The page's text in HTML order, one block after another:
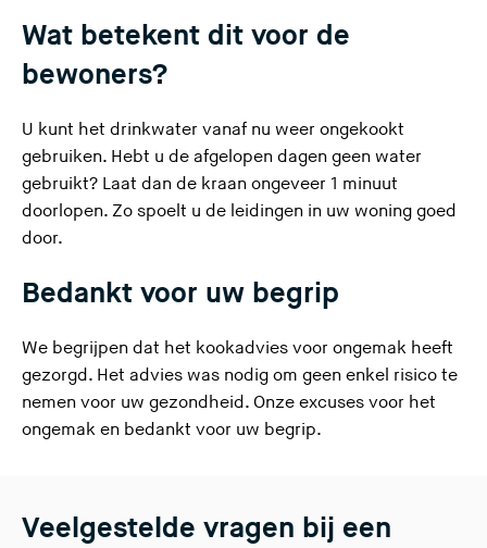
Wat betekent dit voor de
bewoners?
U kunt het drinkwater vanaf nu weer ongekookt
gebruiken. Hebt u de afgelopen dagen geen water
gebruikt? Laat dan de kraan ongeveer 1 minuut
doorlopen. Zo spoelt u de leidingen in uw woning goed
door.
Bedankt voor uw begrip
We begrijpen dat het kookadvies voor ongemak heeft
gezorgd. Het advies was nodig om geen enkel risico te
nemen voor uw gezondheid. Onze excuses voor het
ongemak en bedankt voor uw begrip.
Veelgestelde vragen bij een